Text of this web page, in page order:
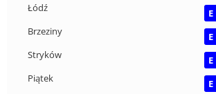
Łódź
E
Brzeziny
E
Stryków
E
Piątek
E